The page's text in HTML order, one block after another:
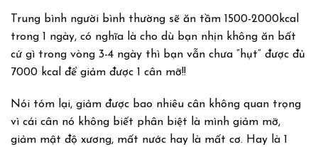
Trung bình người bình thường sẽ ăn tầm 1500-2000kcal
trong 1 ngày, có nghĩa là cho dù bạn nhịn không ăn bất
cứ gì trong vòng 3-4 ngày thì bạn vẫn chưa “hụt” được đủ
7000 kcal để giảm được 1 cân mỡ!!
Nói tóm lại, giảm được bao nhiêu cân không quan trọng
vì cái cân nó không biết phân biệt là mình giảm mỡ,
giảm mật độ xương, mất nước hay là mất cơ. Hay là 1